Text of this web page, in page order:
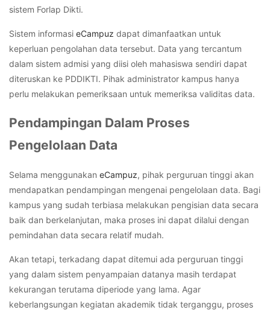
sistem Forlap Dikti.
Sistem informasi eCampuz dapat dimanfaatkan untuk
keperluan pengolahan data tersebut. Data yang tercantum
dalam sistem admisi yang diisi oleh mahasiswa sendiri dapat
diteruskan ke PDDIKTI. Pihak administrator kampus hanya
perlu melakukan pemeriksaan untuk memeriksa validitas data.
Pendampingan Dalam Proses
Pengelolaan Data
Selama menggunakan eCampuz, pihak perguruan tinggi akan
mendapatkan pendampingan mengenai pengelolaan data. Bagi
kampus yang sudah terbiasa melakukan pengisian data secara
baik dan berkelanjutan, maka proses ini dapat dilalui dengan
pemindahan data secara relatif mudah.
Akan tetapi, terkadang dapat ditemui ada perguruan tinggi
yang dalam sistem penyampaian datanya masih terdapat
kekurangan terutama diperiode yang lama. Agar
keberlangsungan kegiatan akademik tidak terganggu, proses